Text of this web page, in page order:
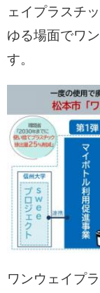
ェイプラスチ
ゆる場面でワ
す。
ワンウェイプ